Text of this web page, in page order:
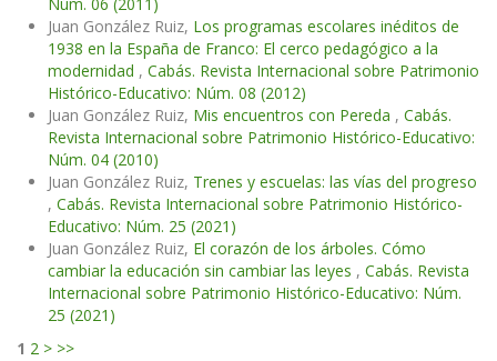
Juan González Ruiz, Los programas escolares inéditos de
1938 en la España de Franco: El cerco pedagógico a la
modernidad , Cabás. Revista Internacional sobre Patrimonio
Histórico-Educativo: Núm. 08 (2012)
Juan González Ruiz, Mis encuentros con Pereda , Cabás.
Revista Internacional sobre Patrimonio Histórico-Educativo:
Núm. 04 (2010)
Juan González Ruiz, Trenes y escuelas: las vías del progreso
, Cabás. Revista Internacional sobre Patrimonio Histórico-
Educativo: Núm. 25 (2021)
Juan González Ruiz, El corazón de los árboles. Cómo
cambiar la educación sin cambiar las leyes , Cabás. Revista
Internacional sobre Patrimonio Histórico-Educativo: Núm.
25 (2021)
1 2 > >>